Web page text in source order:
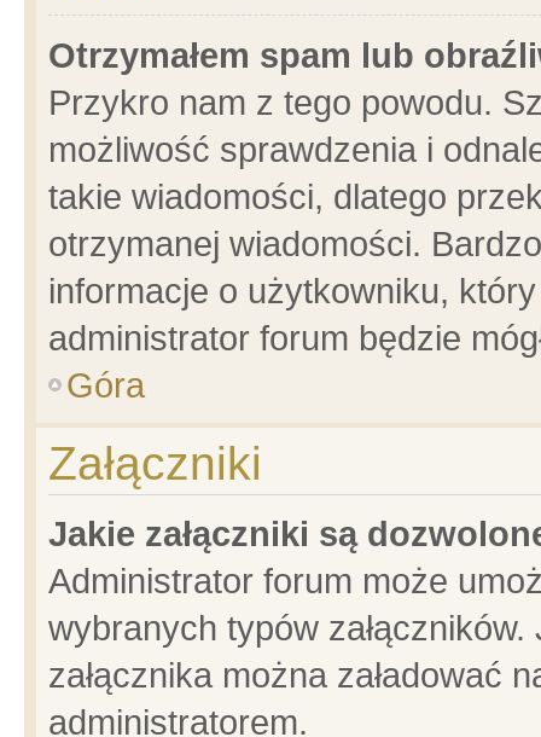
Otrzymałem spam lub
Przykro nam z tego powodu.
możliwość sprawdzenia i
takie wiadomości, dlatego
otrzymanej wiadomości.
informacje o użytkowniku,
administrator forum będzie
Góra
Załączniki
Jakie załączniki są
Administrator forum może
wybranych typów
załącznika można załadować
administratorem.